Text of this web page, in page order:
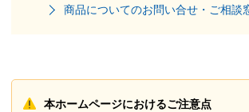
商品についてのお問い合せ・ご相談
本ホームページにおけるご注意点